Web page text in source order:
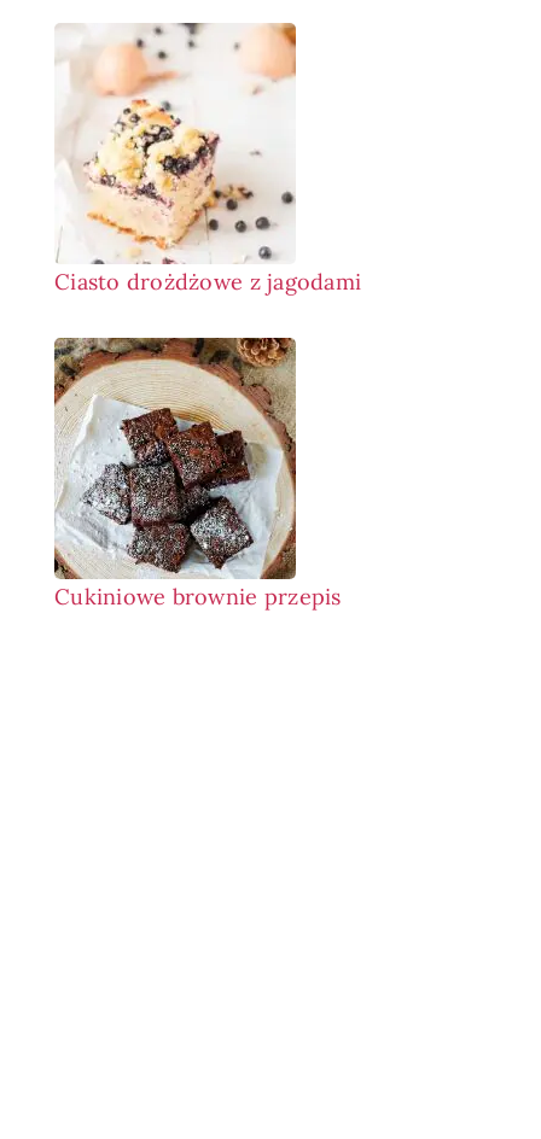
Ciasto drożdżowe z jagodami
Cukiniowe brownie przepis